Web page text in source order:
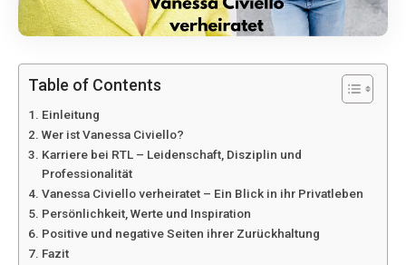
Table of Contents
Einleitung
Wer ist Vanessa Civiello?
Karriere bei RTL – Leidenschaft, Disziplin und
Professionalität
Vanessa Civiello verheiratet – Ein Blick in ihr Privatleben
Persönlichkeit, Werte und Inspiration
Positive und negative Seiten ihrer Zurückhaltung
Fazit